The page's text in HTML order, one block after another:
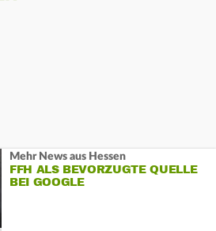
Mehr News aus Hessen
FFH ALS BEVORZUGTE QUELLE
BEI GOOGLE